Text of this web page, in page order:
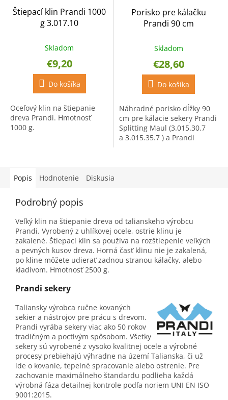
Štiepací klin Prandi 1000
g 3.017.10
Skladom
€9,20
Do košíka
Oceľový klin na štiepanie
dreva Prandi. Hmotnosť
1000 g.
Porisko pre kálačku
Prandi 90 cm
Skladom
€28,60
Do košíka
Náhradné porisko dĺžky 90
cm pre kálacie sekery Prandi
Splitting Maul (3.015.30.7
a 3.015.35.7 ) a Prandi
Popis
Hodnotenie Diskusia
Podrobný popis
Veľký klin na štiepanie dreva od talianskeho výrobcu
Prandi. Vyrobený z uhlíkovej ocele, ostrie klinu je
zakalené. Štiepací klin sa používa na rozštiepenie veľkých
a pevných kusov dreva. Horná časť klinu nie je zakalená,
po kline môžete udierať zadnou stranou kálačky, alebo
kladivom. Hmotnosť 2500 g.
Prandi sekery
Taliansky výrobca ručne kovaných
sekier a nástrojov pre prácu s drevom.
Prandi vyrába sekery viac ako 50 rokov
tradičným a poctivým spôsobom. Všetky
sekery sú vyrobené z vysoko kvalitnej ocele a výrobné
procesy prebiehajú výhradne na území Talianska, či už
ide o kovanie, tepelné spracovanie alebo ostrenie. Pre
zachovanie maximálneho štandardu podlieha každá
výrobná fáza detailnej kontrole podľa noriem UNI EN ISO
9001:2015.